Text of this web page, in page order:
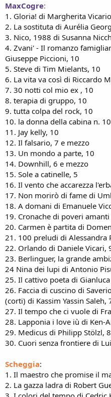
MaxCogre:
1. Gloria! di Margherita
2. La sostituta di Aurélia
3. Nico, 1988 di Susanna
4. Zvani' - Il romanzo
Giuseppe Piccioni, 10
5. Steve di Tim Mielants, 10
6. La vita va così di Riccardo
7. 30 notti col mio ex , 10
8. terapia di gruppo, 10
9. tutta colpa del rock, 10
10. la donna della cabina n.
11. Jay kelly, 10
12. Il falsario, 7 e mezzo
13. Un mondo a parte, 10
14. Downhill, 6 e mezzo
15. Sole a catinelle, 5
16. Il vento che accarezza
17. Non morirò di fame di
18. A domani di Emanuele
19. Cronache di poveri
20. Carmen è partita di
21. 100 preludi di Alessandra
22. Orlando di Daniele Vicari,
23. Berlinguer, la grande
24 Nina dei lupi di Antonio
25. Il cattivo poeta di Gianluca
26. Faccia di cuscino di
(corti) di Kassim Yassin Saleh,
27. Il tempo che ci vuole di
28. Lapponia i love iù di Ken-
29. Medicus di Philipp Stölzl, 8
30. Cuori senza frontiere di
Scheggia:
1. Il maestro che promise il
2. La gazza ladra di Robert